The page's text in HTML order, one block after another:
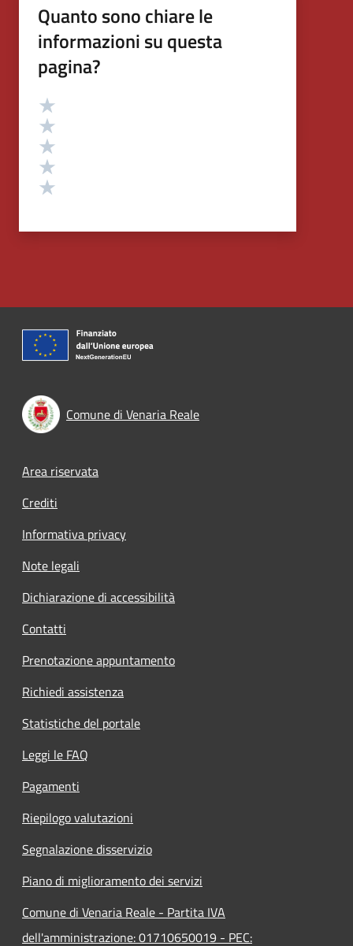
Quanto sono chiare le
informazioni su questa
pagina?
Valutazione
Comune di Venaria Reale
Footer menu
Area riservata
Crediti
Informativa privacy
Note legali
Dichiarazione di accessibilità
Contatti
Prenotazione appuntamento
Richiedi assistenza
Statistiche del portale
Leggi le FAQ
Pagamenti
Riepilogo valutazioni
Segnalazione disservizio
Piano di miglioramento dei servizi
Comune di Venaria Reale - Partita IVA
dell'amministrazione: 01710650019 - PEC: